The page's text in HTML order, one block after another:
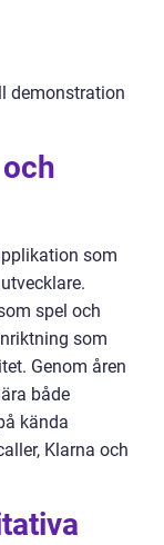
demonstration
som
spel och
som
Genom åren
både
kända
Klarna och